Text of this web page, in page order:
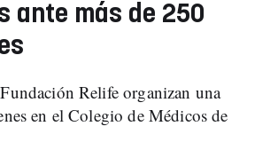
ante más de 250
Relife organizan una
en el Colegio de Médicos de